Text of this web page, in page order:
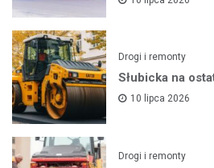
Drogi i remonty
Słubicka na
10 lipca 2026
Drogi i remonty